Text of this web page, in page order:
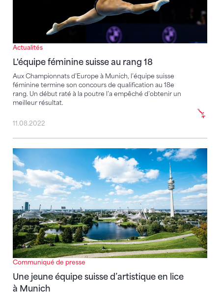
Actualités
L'équipe féminine suisse au rang 18
Aux Championnats d’Europe à Munich, l’équipe suisse
féminine termine son concours de qualification au 18e
rang. Un début raté à la poutre l’a empêché d’obtenir un
meilleur résultat.
11.08.2022
Communiqué de presse
Une jeune équipe suisse d’artistique en lice
à Munich
Une jeune équipe suisse d’artistique en lice à Munich